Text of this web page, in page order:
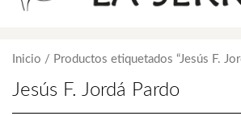
Inicio / Productos etiquetados “Jesús F.
Jesús F. Jordá Pardo